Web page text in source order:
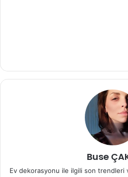
Buse
Ev dekorasyonu ile ilgili son